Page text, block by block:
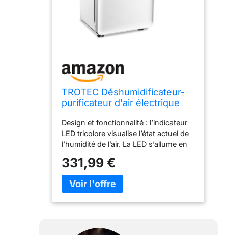
TROTEC Déshumidificateur-
purificateur d'air électrique
Design et fonctionnalité : l’indicateur
LED tricolore visualise l’état actuel de
l’humidité de l’air. La LED s’allume en
en-dessous de 50 %. Le vert indique
qu’elle se trouve dans la zone idéale,
entre 50 et 70 %. Rouge signale le
vous indique la valeur actuelle de
331,99 €